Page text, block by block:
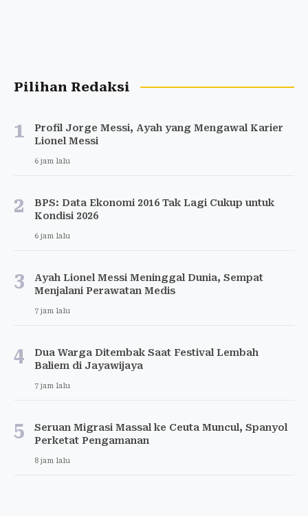
Pilihan Redaksi
1
Profil Jorge Messi, Ayah yang Mengawal Karier
Lionel Messi
6 jam lalu
2
BPS: Data Ekonomi 2016 Tak Lagi Cukup untuk
Kondisi 2026
6 jam lalu
3
Ayah Lionel Messi Meninggal Dunia, Sempat
Menjalani Perawatan Medis
7 jam lalu
4
Dua Warga Ditembak Saat Festival Lembah
Baliem di Jayawijaya
7 jam lalu
5
Seruan Migrasi Massal ke Ceuta Muncul, Spanyol
Perketat Pengamanan
8 jam lalu